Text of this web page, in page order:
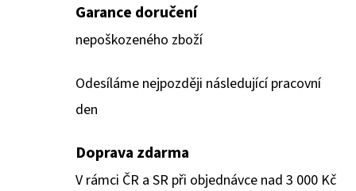
Garance doručení
nepoškozeného zboží
Odesíláme nejpozději následující pracovní
den
Doprava zdarma
V rámci ČR a SR při objednávce nad 3 000 Kč